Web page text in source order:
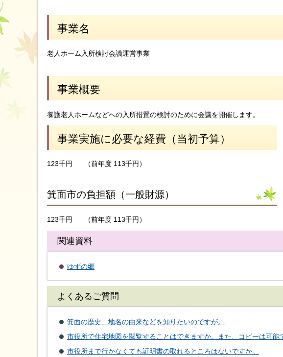
事業名
老人ホーム入所検討会議運営事業
事業概要
養護老人ホームなどへの入所措置の検討のために会議を開催します。
事業実施に必要な経費（当初予算）
123千円 （前年度 113千円）
箕面市の負担額（一般財源）
123千円 （前年度 113千円）
関連資料
ゆずの郷
よくあるご質問
箕面の歴史、地名の由来などを知りたいのですが。
市役所で住宅地図を閲覧することはできますか。また、コピーは可能
市役所まで行かなくても証明書の取れるところはないですか。